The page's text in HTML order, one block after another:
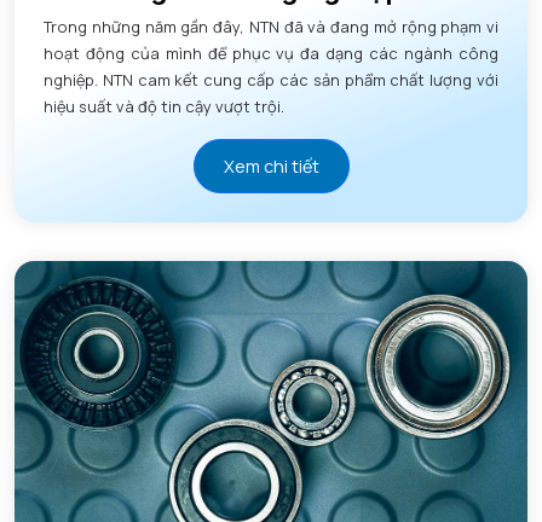
Trong những năm gần đây, NTN đã và đang mở rộng phạm vi
hoạt động của mình để phục vụ đa dạng các ngành công
nghiệp. NTN cam kết cung cấp các sản phẩm chất lượng với
hiệu suất và độ tin cậy vượt trội.
Xem chi tiết